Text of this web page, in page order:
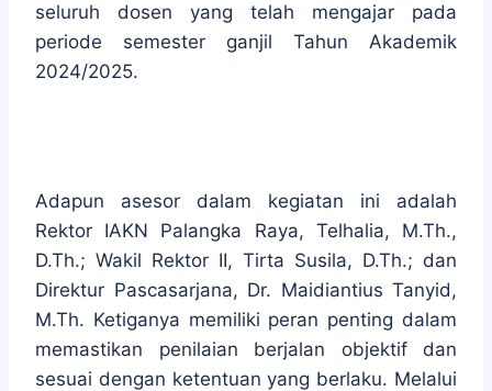
seluruh dosen yang telah mengajar pada
periode semester ganjil Tahun Akademik
2024/2025.
Adapun asesor dalam kegiatan ini adalah
Rektor IAKN Palangka Raya, Telhalia, M.Th.,
D.Th.; Wakil Rektor II, Tirta Susila, D.Th.; dan
Direktur Pascasarjana, Dr. Maidiantius Tanyid,
M.Th. Ketiganya memiliki peran penting dalam
memastikan penilaian berjalan objektif dan
sesuai dengan ketentuan yang berlaku. Melalui